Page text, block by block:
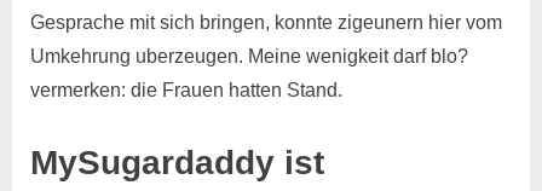
Gesprache mit sich bringen, konnte zigeunern hier vom
Umkehrung uberzeugen. Meine wenigkeit darf blo?
vermerken: die Frauen hatten Stand.
MySugardaddy ist